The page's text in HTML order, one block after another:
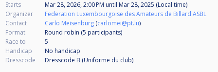
Starts Mar 28, 2026, 2:00 PM until Mar 28, 2025 (Local time)
Organizer
Federation Luxembourgoise des Amateurs de Billard ASBL
Contact
Carlo Meisenburg (carlomei@pt.lu)
Format
Round robin (5 participants)
Race to
5
Handicap
No handicap
Dresscode
Dresscode B (Uniforme du club)